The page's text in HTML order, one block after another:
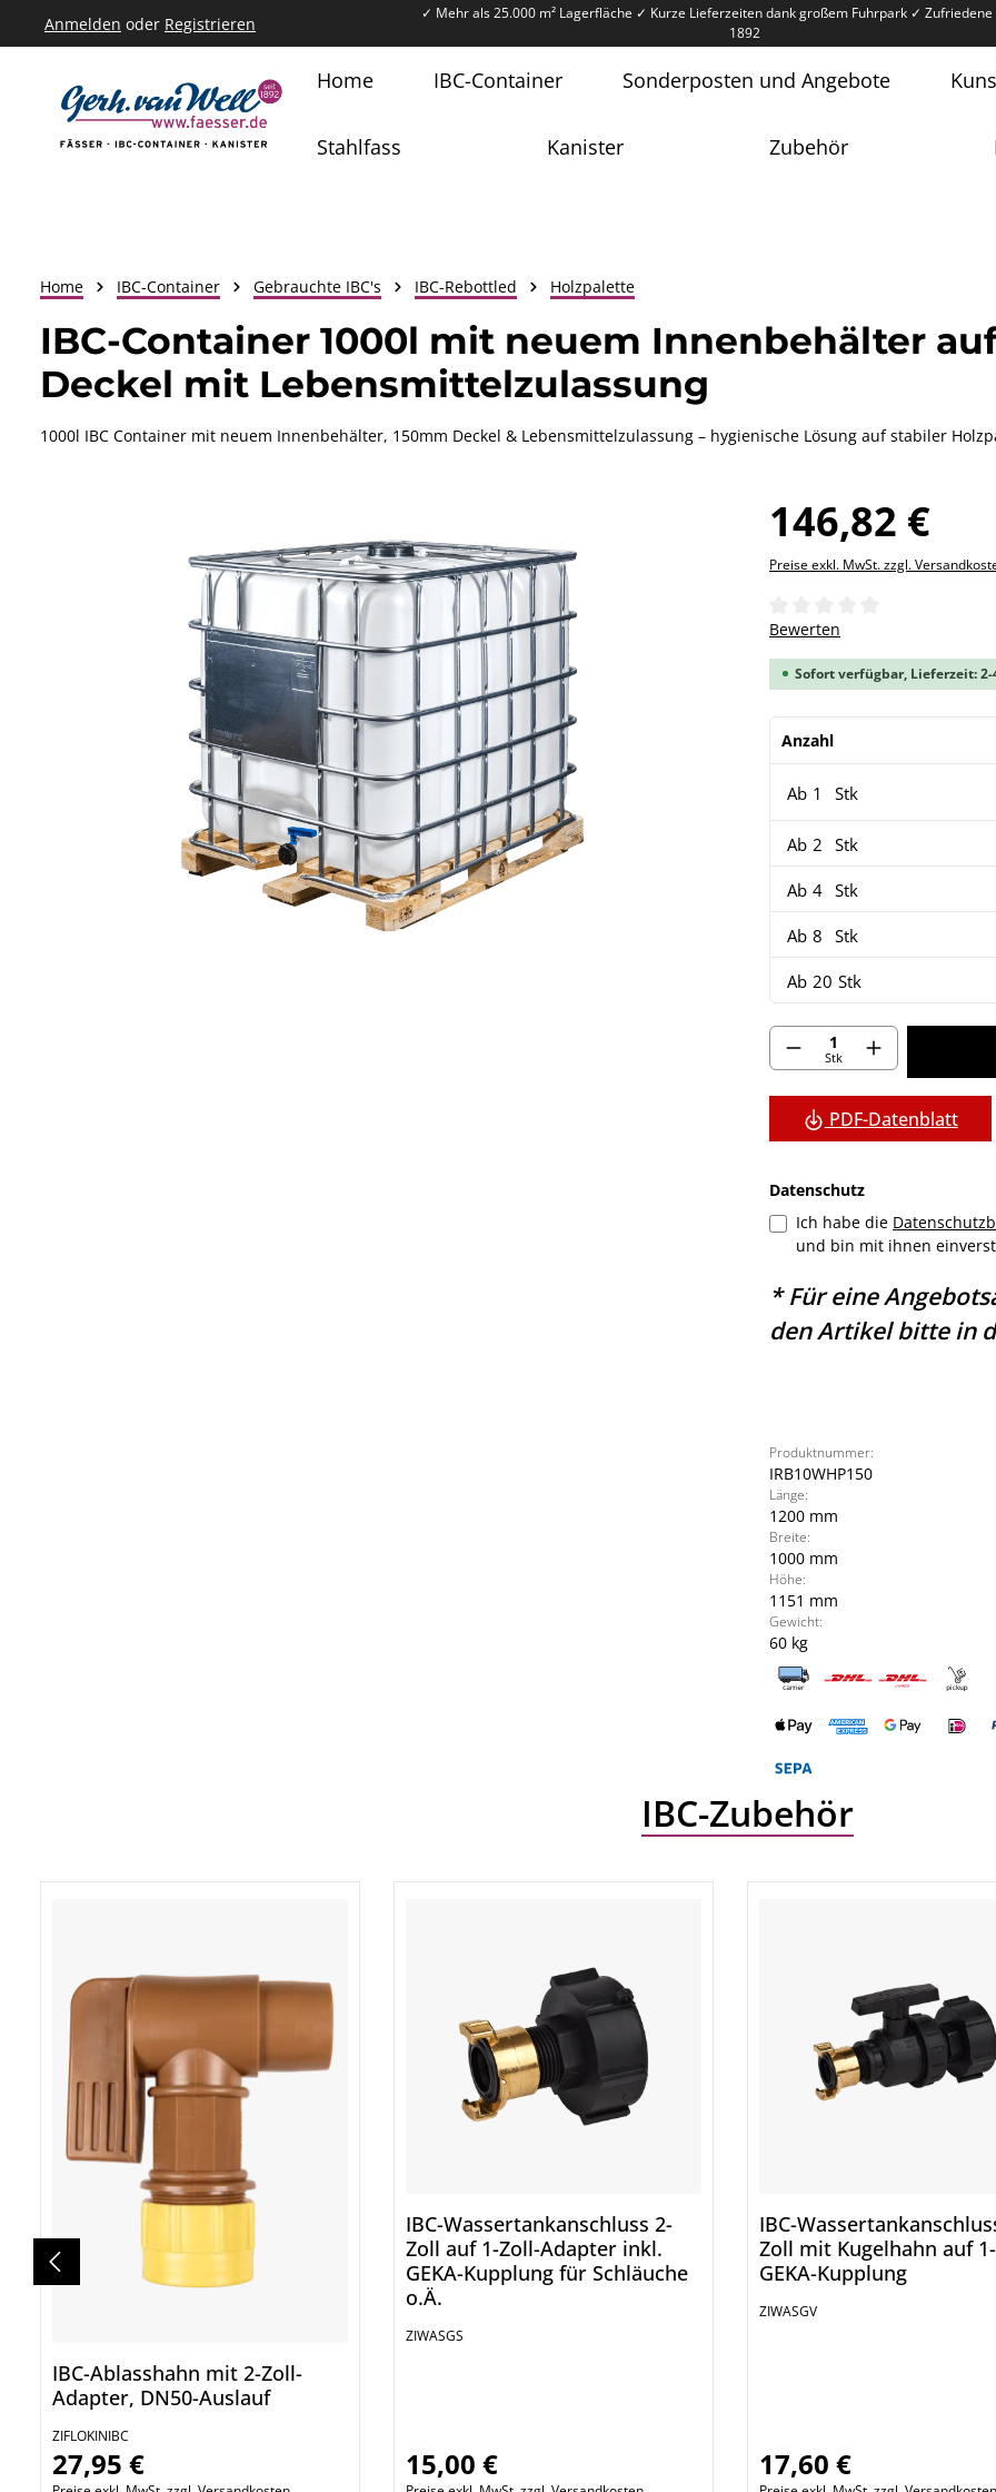
Hauptinhalt springen
Zur Hauptnavigation springen
Anmelden oder Registrieren ✓ Mehr als 25.000 m² Lagerfläche ✓ Kurze Lieferzeiten dank großem Fuhrpark ✓ Zufriedene
1892
Home IBC-Container Sonderposten und Angebote
Stahlfass Kanister Zubehör
Home IBC-Container Gebrauchte IBC's IBC-Rebottled Holzpalette
IBC-Container 1000l mit neuem Innenbehälter
Deckel mit Lebensmittelzulassung
1000l IBC Container mit neuem Innenbehälter, 150mm Deckel & Lebensmittelzulassung – hygienische Lösung auf stabiler
146,82 €
Preise exkl. MwSt. zzgl.
Durchschnittliche Bewertung
Bewerten
Sofort verfügbar, Lieferzeit: 2-
Anzahl
Ab 1 Stk
Ab 2 Stk
Ab 4 Stk
Ab 8 Stk
Ab 20 Stk
Produkt Anzahl:
Stk
PDF-Datenblatt
Datenschutz
Ich habe die
und bin mit ihnen
* Für eine
den Artikel bitte in
Produktnummer:
IRB10WHP150
Länge:
1200 mm
Breite:
1000 mm
Höhe:
1151 mm
Gewicht:
60 kg
IBC-Zubehör
IBC-Ablasshahn mit 2-Zoll-
Adapter, DN50-Auslauf
ZIFLOKINIBC
Regulärer Preis:
27,95 €
IBC-Wassertankanschluss 2-
Zoll auf 1-Zoll-Adapter inkl.
GEKA-Kupplung für Schläuche
o.Ä.
ZIWASGS
Regulärer Preis:
15,00 €
IBC-
Zoll mit Kugelhahn auf
GEKA-Kupplung
ZIWASGV
Regulärer Preis:
17,60 €